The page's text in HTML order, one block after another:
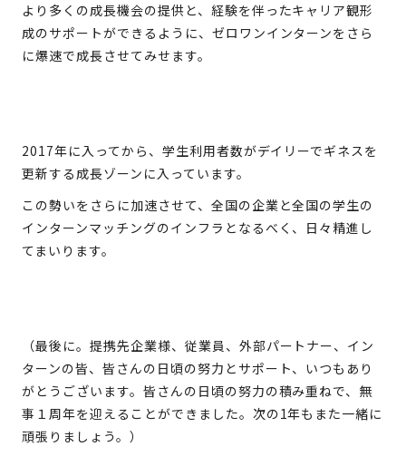
より多くの成長機会の提供と、経験を伴ったキャリア観形
成のサポートができるように、ゼロワンインターンをさら
に爆速で成長させてみせます。
2017年に入ってから、学生利用者数がデイリーでギネスを
更新する成長ゾーンに入っています。
この勢いをさらに加速させて、全国の企業と全国の学生の
インターンマッチングのインフラとなるべく、日々精進し
てまいります。
（最後に。提携先企業様、従業員、外部パートナー、イン
ターンの皆、皆さんの日頃の努力とサポート、いつもあり
がとうございます。皆さんの日頃の努力の積み重ねで、無
事１周年を迎えることができました。次の1年もまた一緒に
頑張りましょう。）